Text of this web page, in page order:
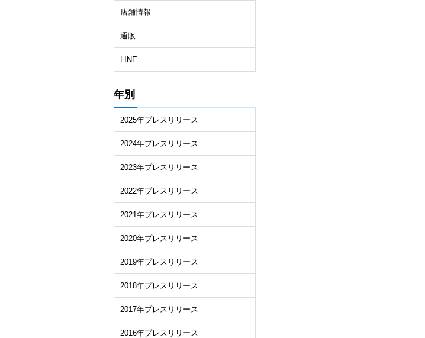
店舗情報
通販
LINE
年別
2025年プレスリリース
2024年プレスリリース
2023年プレスリリース
2022年プレスリリース
2021年プレスリリース
2020年プレスリリース
2019年プレスリリース
2018年プレスリリース
2017年プレスリリース
2016年プレスリリース